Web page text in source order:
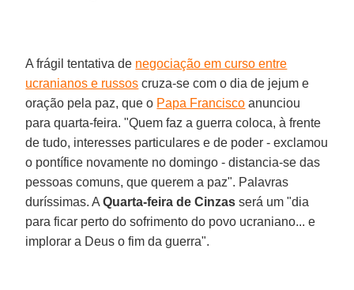
A frágil tentativa de negociação em curso entre
ucranianos e russos cruza-se com o dia de jejum e
oração pela paz, que o Papa Francisco anunciou
para quarta-feira. "Quem faz a guerra coloca, à frente
de tudo, interesses particulares e de poder - exclamou
o pontífice novamente no domingo - distancia-se das
pessoas comuns, que querem a paz". Palavras
duríssimas. AQuarta-feira de Cinzas será um "dia
para ficar perto do sofrimento do povo ucraniano... e
implorar a Deus o fim da guerra".